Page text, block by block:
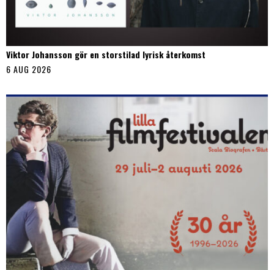
Viktor Johansson gör en storstilad lyrisk återkomst
6 AUG 2026